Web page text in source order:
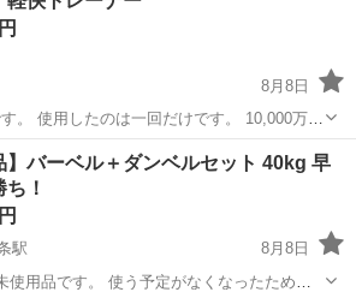
8月8日
。 使用したのは一回だけです。 10,000万円
高さ
幅36.5×奥行42cm 【材質】ABS樹脂...
駅 フィットネス、トレーニング
】バーベル＋ダンベルセット 40kg 早
！
駅
8月8日
用品です。 使う予定がなくなったため出